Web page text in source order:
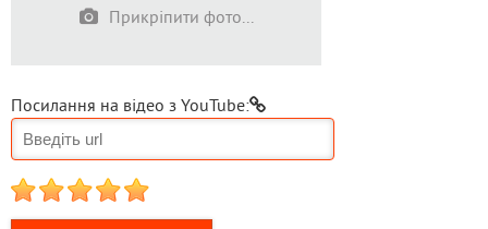
Прикріпити фото...
Посилання на відео з YouTube:
1 2 3 4 5